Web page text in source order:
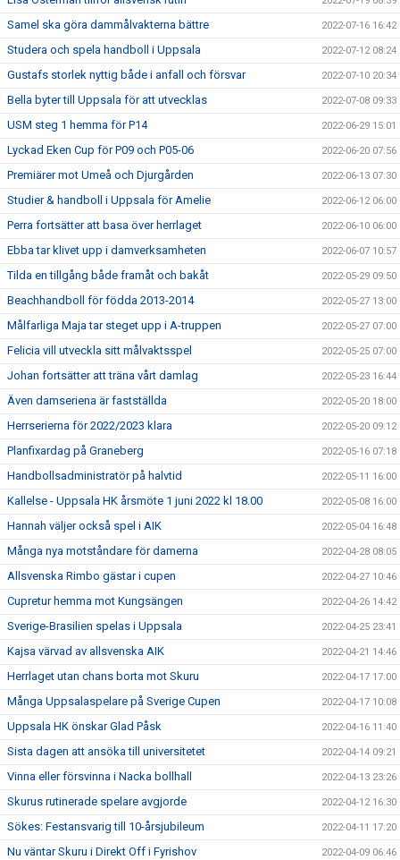
Samel ska göra dammålvakterna bättre 2022-07-16 16:42
Studera och spela handboll i Uppsala 2022-07-12 08:24
Gustafs storlek nyttig både i anfall och försvar 2022-07-10 20:34
Bella byter till Uppsala för att utvecklas 2022-07-08 09:33
USM steg 1 hemma för P14 2022-06-29 15:01
Lyckad Eken Cup för P09 och P05-06 2022-06-20 07:56
Premiärer mot Umeå och Djurgården 2022-06-13 07:30
Studier & handboll i Uppsala för Amelie 2022-06-12 06:00
Perra fortsätter att basa över herrlaget 2022-06-10 06:00
Ebba tar klivet upp i damverksamheten 2022-06-07 10:57
Tilda en tillgång både framåt och bakåt 2022-05-29 09:50
Beachhandboll för födda 2013-2014 2022-05-27 13:00
Målfarliga Maja tar steget upp i A-truppen 2022-05-27 07:00
Felicia vill utveckla sitt målvaktsspel 2022-05-25 07:00
Johan fortsätter att träna vårt damlag 2022-05-23 16:44
Även damseriena är fastställda 2022-05-20 18:00
Herrserierna för 2022/2023 klara 2022-05-20 09:12
Planfixardag på Graneberg 2022-05-16 07:18
Handbollsadministratör på halvtid 2022-05-11 16:00
Kallelse - Uppsala HK årsmöte 1 juni 2022 kl 18.00 2022-05-08 16:00
Hannah väljer också spel i AIK 2022-05-04 16:48
Många nya motståndare för damerna 2022-04-28 08:05
Allsvenska Rimbo gästar i cupen 2022-04-27 10:46
Cupretur hemma mot Kungsängen 2022-04-26 14:42
Sverige-Brasilien spelas i Uppsala 2022-04-25 23:41
Kajsa värvad av allsvenska AIK 2022-04-21 14:46
Herrlaget utan chans borta mot Skuru 2022-04-17 17:00
Många Uppsalaspelare på Sverige Cupen 2022-04-17 10:08
Uppsala HK önskar Glad Påsk 2022-04-16 11:40
Sista dagen att ansöka till universitetet 2022-04-14 09:21
Vinna eller försvinna i Nacka bollhall 2022-04-13 23:26
Skurus rutinerade spelare avgjorde 2022-04-12 16:30
Sökes: Festansvarig till 10-årsjubileum 2022-04-11 17:20
Nu väntar Skuru i Direkt Off i Fyrishov 2022-04-09 06:46